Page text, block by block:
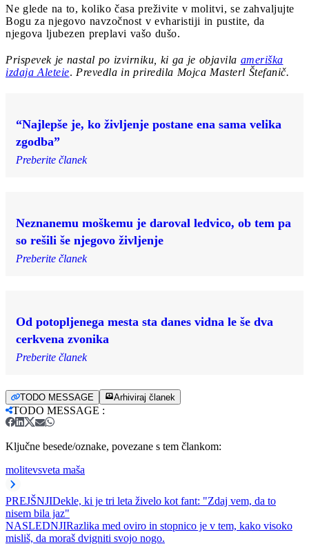
Ne glede na to, koliko časa preživite v molitvi, se zahvaljujte
Bogu za njegovo navzočnost v evharistiji in pustite, da
njegova ljubezen preplavi vašo dušo.
Prispevek je nastal po izvirniku, ki ga je objavila ameriška
izdaja Aleteie. Prevedla in priredila Mojca Masterl Štefanič.
“Najlepše je, ko življenje postane ena sama velika
zgodba”
Preberite članek
Neznanemu moškemu je daroval ledvico, ob tem pa
so rešili še njegovo življenje
Preberite članek
Od potopljenega mesta sta danes vidna le še dva
cerkvena zvonika
Preberite članek
TODO MESSAGE Arhiviraj članek
TODO MESSAGE :
Ključne besede/oznake, povezane s tem člankom:
molitevsveta maša
PREJŠNJIDekle, ki je tri leta živelo kot fant: "Zdaj vem, da to
nisem bila jaz"
NASLEDNJIRazlika med oviro in stopnico je v tem, kako visoko
misliš, da moraš dvigniti svojo nogo.